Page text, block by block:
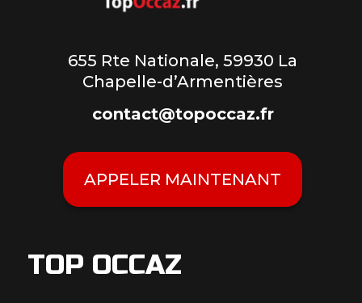
655 Rte Nationale, 59930 La
Chapelle-d’Armentières
contact@topoccaz.fr
APPELER MAINTENANT
TOP OCCAZ